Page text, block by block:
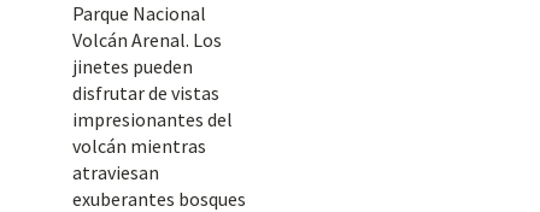
Parque Nacional
Volcán Arenal. Los
jinetes pueden
disfrutar de vistas
impresionantes del
volcán mientras
atraviesan
exuberantes bosques